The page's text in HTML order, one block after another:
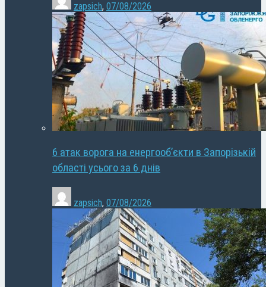
zapsich, 07/08/2026
6 атак ворога на енергооб’єкти в Запорізькій
області усього за 6 днів
zapsich, 07/08/2026